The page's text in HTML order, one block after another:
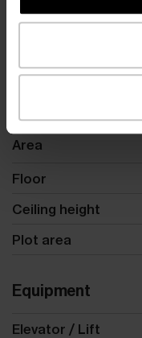
Details
Reference
Area
Floor
Ceiling height
Plot area
Equipment
Elevator / Lift